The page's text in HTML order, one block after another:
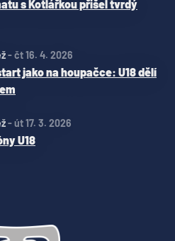
s Kotlářkou přišel tvrdý
-čt 16. 4. 2026
jako na houpačce: U18 dělí
-út 17. 3. 2026
U18